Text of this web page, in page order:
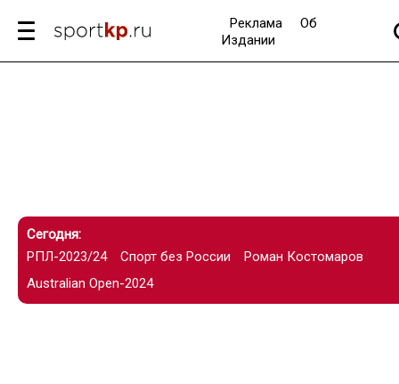
Реклама
Об
Издании
Сегодня:
РПЛ-2023/24
Спорт без России
Роман Костомаров
Australian Open-2024